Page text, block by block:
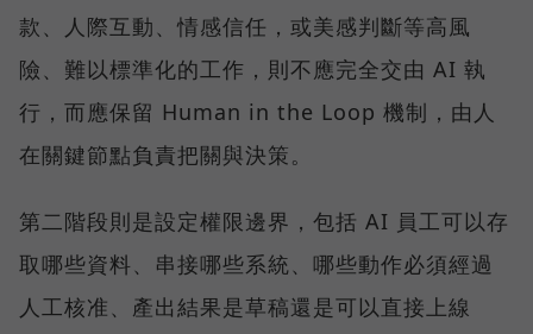
款、人際互動、情感信任，或美感判斷等高風
險、難以標準化的工作，則不應完全交由 AI 執
行，而應保留 Human in the Loop 機制，由人
在關鍵節點負責把關與決策。
第二階段則是設定權限邊界，包括 AI 員工可以存
取哪些資料、串接哪些系統、哪些動作必須經過
人工核准、產出結果是草稿還是可以直接上線